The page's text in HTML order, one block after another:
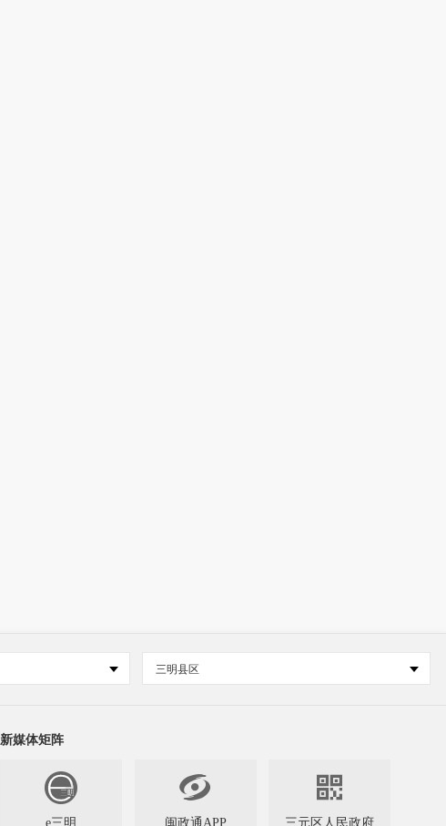
三明县区
新媒体矩阵
e三明

闽政通APP

三元区人民政府